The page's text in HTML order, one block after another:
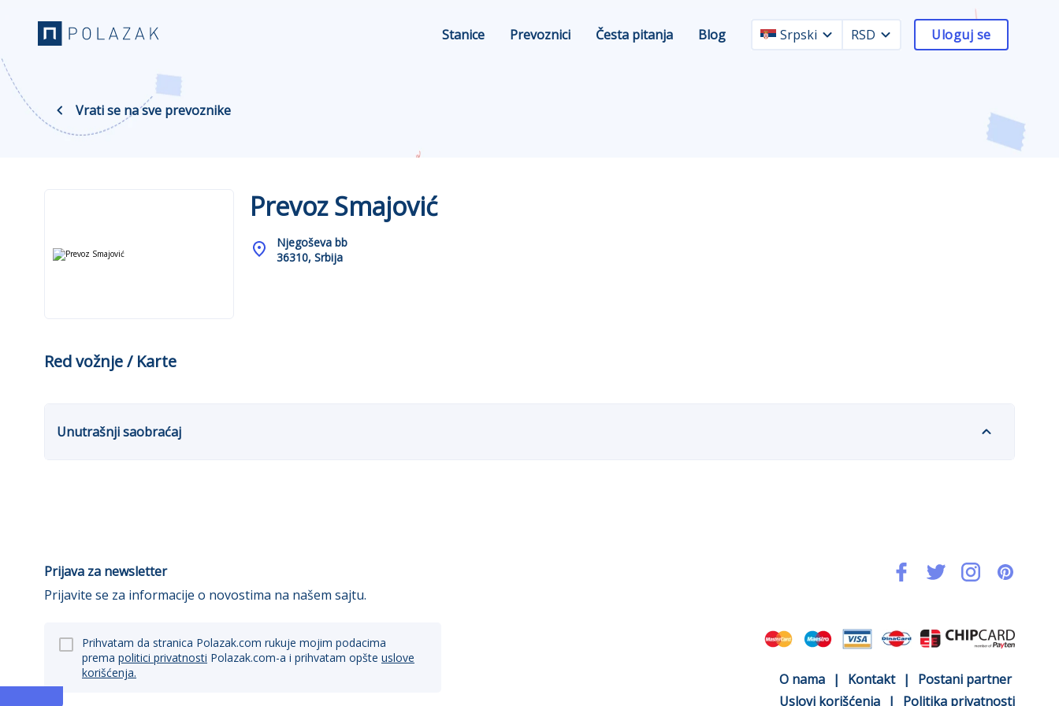
Stanice Prevoznici Česta pitanja Blog Srpski RSD Uloguj se
Vrati se na sve prevoznike
Prevoz Smajović
Njegoševa bb
36310, Srbija
Red vožnje / Karte
Unutrašnji saobraćaj
Prijava za newsletter
Prijavite se za informacije o novostima na našem sajtu.
Prihvatam da stranica Polazak.com rukuje mojim podacima
prema politici privatnosti Polazak.com-a i prihvatam opšte uslove
korišćenja.
O nama | Kontakt |
Postani partner
Uslovi korišćenja | Politika privatnosti